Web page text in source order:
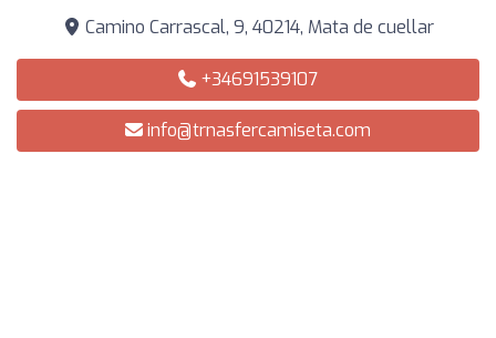
Camino Carrascal, 9, 40214, Mata de cuellar
+34691539107
info@trnasfercamiseta.com